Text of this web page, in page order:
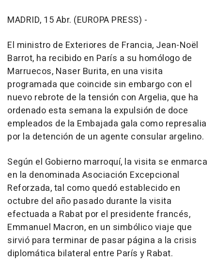
MADRID, 15 Abr. (EUROPA PRESS) -
El ministro de Exteriores de Francia, Jean-Noël
Barrot, ha recibido en París a su homólogo de
Marruecos, Naser Burita, en una visita
programada que coincide sin embargo con el
nuevo rebrote de la tensión con Argelia, que ha
ordenado esta semana la expulsión de doce
empleados de la Embajada gala como represalia
por la detención de un agente consular argelino.
Según el Gobierno marroquí, la visita se enmarca
en la denominada Asociación Excepcional
Reforzada, tal como quedó establecido en
octubre del año pasado durante la visita
efectuada a Rabat por el presidente francés,
Emmanuel Macron, en un simbólico viaje que
sirvió para terminar de pasar página a la crisis
diplomática bilateral entre París y Rabat.